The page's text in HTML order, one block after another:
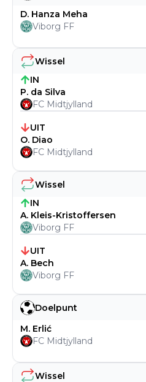
Wissel
Doelpunt
M. Erlić
FC Midtjylland
Wissel
IN
A. Kleis-Kristoffersen
Viborg FF
UIT
A. Bech
Viborg FF
Wissel
IN
P. da Silva
FC Midtjylland
UIT
O. Diao
FC Midtjylland
D. Hanza Meha
Viborg FF